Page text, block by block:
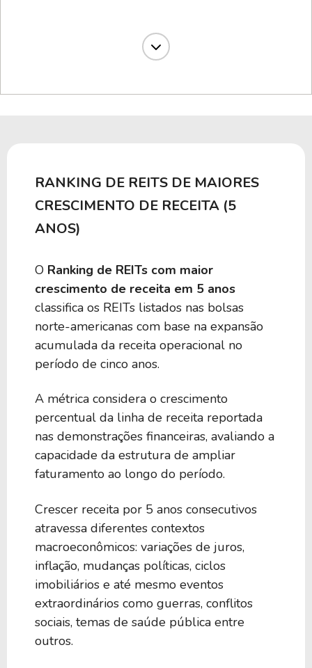
11,43%
FR 8,83%
STAG 8,50%
DOC 8,28%
SRC
FCPT 8,09% 23,56
UMH 7,06%
INVH 6,45%
CUBE 6,43%
RANKING DE REITS DE MAIORES
CRESCIMENTO DE RECEITA (5
ANOS)
O Ranking de REITs com maior
crescimento de receita em 5 anos
classifica os REITs listados nas bolsas
norte-americanas com base na expansão
acumulada da receita operacional no
período de cinco anos.
A métrica considera o crescimento
percentual da linha de receita reportada
nas demonstrações financeiras, avaliando a
capacidade da estrutura de ampliar
faturamento ao longo do período.
Crescer receita por 5 anos consecutivos
atravessa diferentes contextos
macroeconômicos: variações de juros,
inflação, mudanças políticas, ciclos
imobiliários e até mesmo eventos
extraordinários como guerras, conflitos
sociais, temas de saúde pública entre
outros.